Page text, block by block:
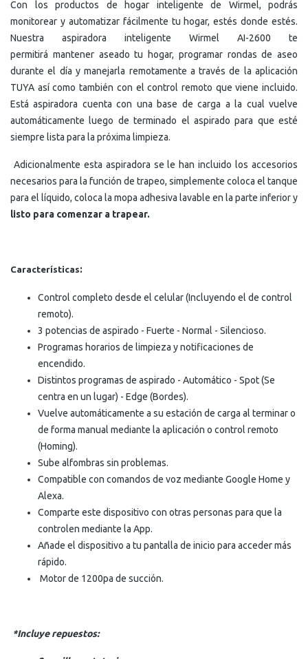
Con los productos de hogar inteligente de Wirmel, podrás
monitorear y automatizar fácilmente tu hogar, estés donde estés.
Nuestra aspiradora inteligente Wirmel AI-2600 te
permitirá mantener aseado tu hogar, programar rondas de aseo
durante el día y manejarla remotamente a través de la aplicación
TUYA así como también con el control remoto que viene incluido.
Está aspiradora cuenta con una base de carga a la cual vuelve
automáticamente luego de terminado el aspirado para que esté
siempre lista para la próxima limpieza.
Adicionalmente esta aspiradora se le han incluido los accesorios
necesarios para la función de trapeo, simplemente coloca el tanque
para el líquido, coloca la mopa adhesiva lavable en la parte inferior y
listo para comenzar a trapear.
Características:
Control completo desde el celular (Incluyendo el de control
remoto).
3 potencias de aspirado - Fuerte - Normal - Silencioso.
Programas horarios de limpieza y notificaciones de
encendido.
Distintos programas de aspirado - Automático - Spot (Se
centra en un lugar) - Edge (Bordes).
Vuelve automáticamente a su estación de carga al terminar o
de forma manual mediante la aplicación o control remoto
(Homing).
Sube alfombras sin problemas.
Compatible con comandos de voz mediante Google Home y
Alexa.
Comparte este dispositivo con otras personas para que la
controlen mediante la App.
Añade el dispositivo a tu pantalla de inicio para acceder más
rápido.
Motor de 1200pa de succión.
*Incluye repuestos: